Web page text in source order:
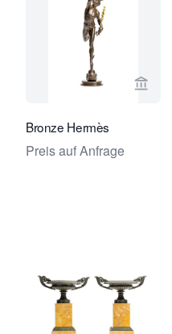
Bronze Hermès
Preis auf Anfrage